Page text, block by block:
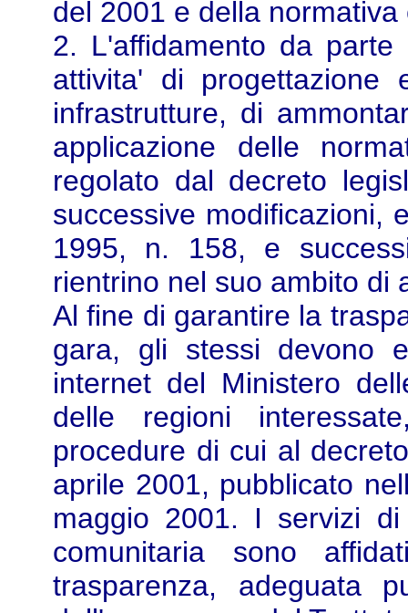
del 2001 e della
2. L'affidamento da
attivita' di
infrastrutture, di
applicazione delle
regolato dal decreto
successive modificazioni,
1995, n. 158, e
rientrino nel suo ambito di
Al fine di garantire la
gara, gli stessi devono
internet del Ministero
delle regioni
procedure di cui al
aprile 2001, pubblicato
maggio 2001. I servizi
comunitaria sono
trasparenza, adeguata